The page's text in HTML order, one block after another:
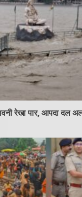
रेखा पार, आपदा दल